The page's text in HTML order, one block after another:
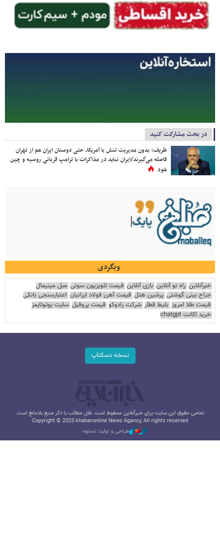
در بحث مشارکت کنید
ظریف: بدون مدیریت تنش با آمریکا، حتی دوستان ایران هم از تهران
فاصله می‌گیرند/ایران نباید در مذاکرات با ترامپ قربانی روسیه و چین
شود
وبگردی
خبرآنلاین راه نو آنلاین بازی آنلاین قیمت تلویزیون سونی مبل مینیمال
جراح بینی گوشتی پرشین هتل قیمت آهن فولاد ایرانیان اعتبارسنجی بانکی
قیمت طلا امروز بلیط قطار شرکت رادوکو قیمت پروفیل سایت یوتوتایمز
خرید اکانت chatgpt
نسخه دسکتاپ
تمامی حقوق این سایت برای خبرآنلاین محفوظ است. نقل مطالب با ذکر منبع بلامانع است.
Copyright © 2025 khabaronline News Agancy, All rights reserved
طراحی و تولید: نستوه